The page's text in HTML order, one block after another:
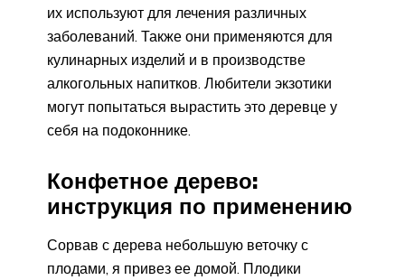
их используют для лечения различных
заболеваний. Также они применяются для
кулинарных изделий и в производстве
алкогольных напитков. Любители экзотики
могут попытаться вырастить это деревце у
себя на подоконнике.
Конфетное дерево:
инструкция по применению
Сорвав с дерева небольшую веточку с
плодами, я привез ее домой. Плодики